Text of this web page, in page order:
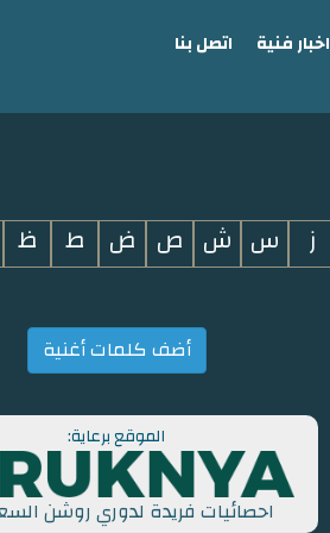
اخبار فنية اتصل بنا
ز س ش ص ض ط ظ
أضف كلمات أغنية
الموقع برعاية:
احصائيات فريدة لدوري روشن